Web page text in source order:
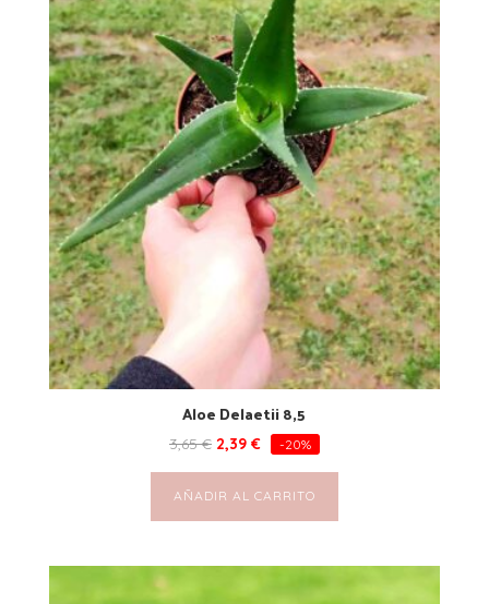
Aloe Delaetii 8,5
3,65€ 2,39 € -20%
AÑADIR AL CARRITO